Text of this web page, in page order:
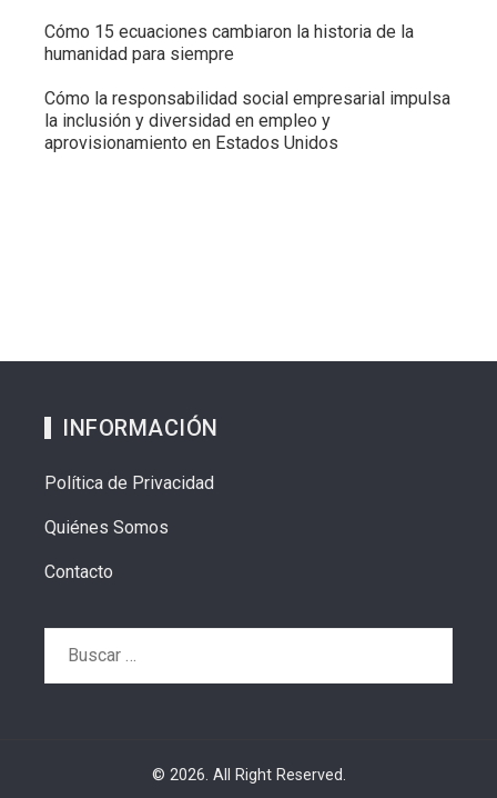
Cómo 15 ecuaciones cambiaron la historia de la
humanidad para siempre
Cómo la responsabilidad social empresarial impulsa
la inclusión y diversidad en empleo y
aprovisionamiento en Estados Unidos
INFORMACIÓN
Política de Privacidad
Quiénes Somos
Contacto
© 2026. All Right Reserved.